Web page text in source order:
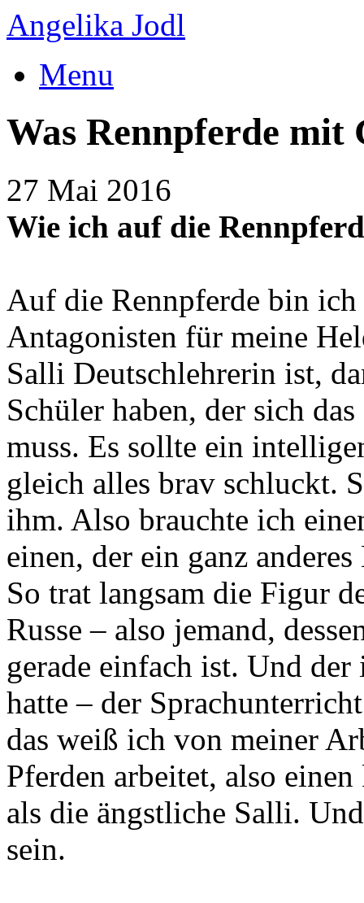
Angelika Jodl
Menu
Was Rennpferde
27 Mai 2016
Wie ich auf die
Auf die Rennpferde bin
Antagonisten für meine
Salli Deutschlehrerin ist,
Schüler haben, der sich
muss. Es sollte ein
gleich alles brav schluckt.
ihm. Also brauchte ich
einen, der ein ganz
So trat langsam die Figur
Russe – also jemand,
gerade einfach ist. Und
hatte – der
das weiß ich von meiner
Pferden arbeitet, also
als die ängstliche Salli.
sein.